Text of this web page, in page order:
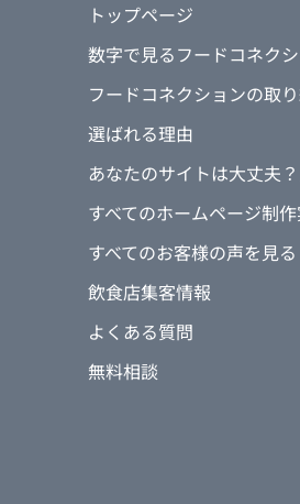
トップページ
数字で見るフードコネク
フードコネクションの取
選ばれる理由
あなたのサイトは大丈夫
すべてのホームページ制
すべてのお客様の声を見る
飲食店集客情報
よくある質問
無料相談